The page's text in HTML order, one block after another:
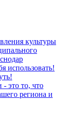
культуры
использовать!
это то, что
региона и